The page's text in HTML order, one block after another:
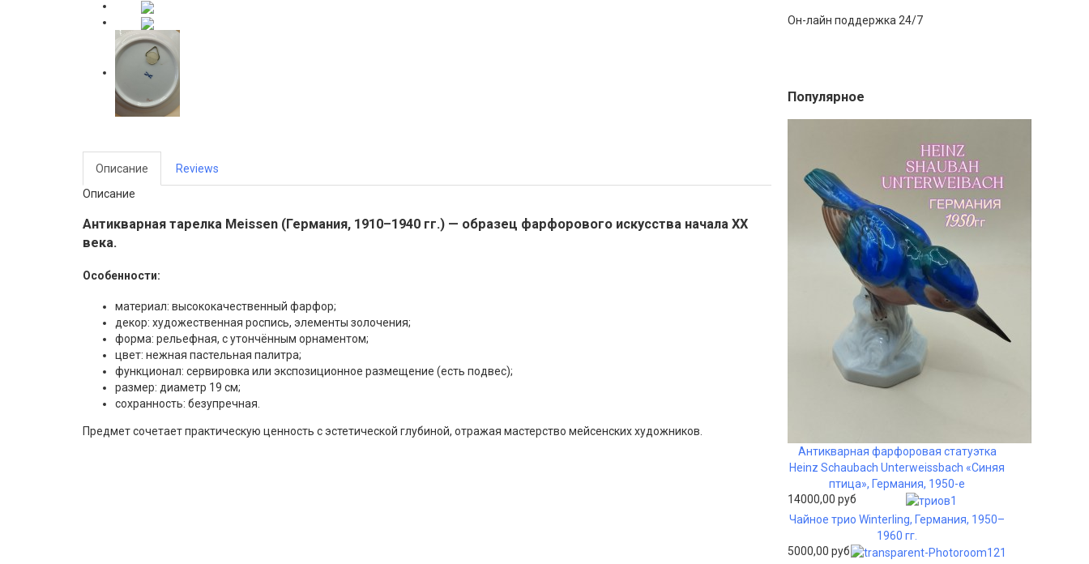
Описание
Reviews
Описание
Антикварная тарелка Meissen (Германия, 1910–1940 гг.) — образец фарфорового искусства начала XX
века.
Особенности:
материал: высококачественный фарфор;
декор: художественная роспись, элементы золочения;
форма: рельефная, с утончённым орнаментом;
цвет: нежная пастельная палитра;
функционал: сервировка или экспозиционное размещение (есть подвес);
размер: диаметр 19 см;
сохранность: безупречная.
Предмет сочетает практическую ценность с эстетической глубиной, отражая мастерство мейсенских художников.
Он-лайн поддержка 24/7
Популярное
Антикварная фарфоровая статуэтка
Heinz Schaubach Unterweissbach «Синяя
птица», Германия, 1950-е
14000,00 руб
Чайное трио Winterling, Германия, 1950–
1960 гг.
5000,00 руб